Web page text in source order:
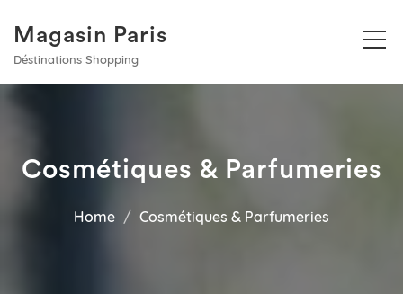
Magasin Paris
Déstinations Shopping
Cosmétiques & Parfumeries
Home Cosmétiques & Parfumeries